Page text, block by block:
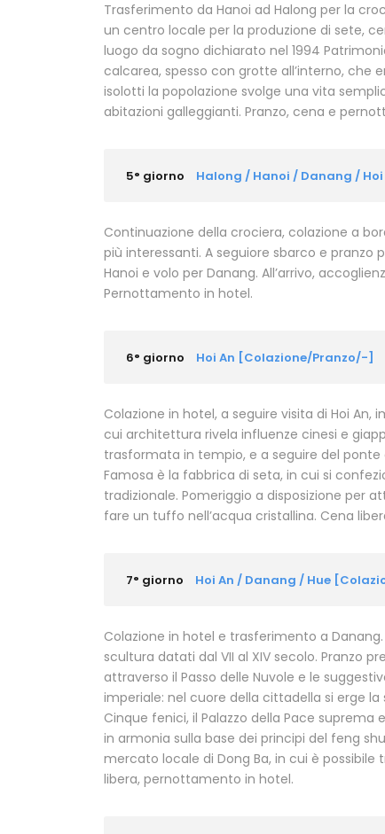
Trasferimento da Hanoi ad Halong per la
un centro locale per la produzione di sete,
luogo da sogno dichiarato nel 1994
calcarea, spesso con grotte all’interno, che
isolotti la popolazione svolge una vita
abitazioni galleggianti. Pranzo, cena e
5° giorno Halong / Hanoi / Danang /
Continuazione della crociera, colazione a
più interessanti. A seguiore sbarco e pranzo
Hanoi e volo per Danang. All’arrivo,
Pernottamento in hotel.
6° giorno Hoi An [Colazione/Pranzo/-]
Colazione in hotel, a seguire visita di Hoi An,
cui architettura rivela influenze cinesi e
trasformata in tempio, e a seguire del
Famosa è la fabbrica di seta, in cui si
tradizionale. Pomeriggio a disposizione per
fare un tuffo nell’acqua cristallina. Cena
7° giorno Hoi An / Danang / Hue
Colazione in hotel e trasferimento a
scultura datati dal VII al XIV secolo. Pranzo
attraverso il Passo delle Nuvole e le
imperiale: nel cuore della cittadella si erge
Cinque fenici, il Palazzo della Pace
in armonia sulla base dei principi del feng
mercato locale di Dong Ba, in cui è
libera, pernottamento in hotel.